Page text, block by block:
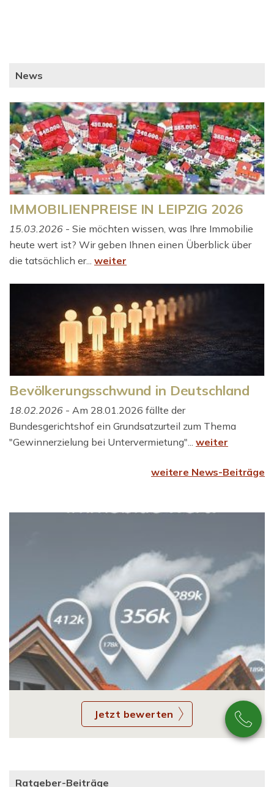
News
IMMOBILIENPREISE IN LEIPZIG 2026
15.03.2026 - Sie möchten wissen, was Ihre Immobilie
heute wert ist? Wir geben Ihnen einen Überblick über
die tatsächlich er... weiter
Bevölkerungsschwund in Deutschland
18.02.2026 - Am 28.01.2026 fällte der
Bundesgerichtshof ein Grundsatzurteil zum Thema
"Gewinnerzielung bei Untervermietung"... weiter
weitere News-Beiträge
Jetzt bewerten
Ratgeber-Beiträge